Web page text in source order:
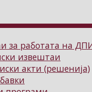
за работата на
извештаи
акти (решенија)